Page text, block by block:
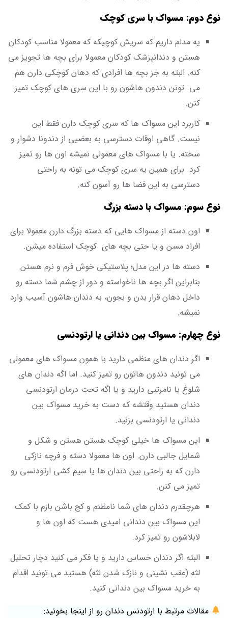
نوع دوم: مسواک با سری کوچک
یه مدلم داریم که سریش کوچیکه که معمولا مناسب کودکان
هستن و دندانپزشک کودکان معمولا برای بچه ها تجویز می
کنه. البته به جز بچه ها افرادی که دهان کوچکی دارن هم
می تونن دندون هاشون رو با این سری های کوچک تمیز
کنن.
کاربرد این مسواک ها که سری کوچک دارن فقط این
نیست. گاهی اوقات دسترسی به بعضیی از دندونا دشوار و
سخته. یا با مسواک های معمولی نمیشه اون ها رو تمیز
کرد. برای همین یه سری کوچک می تونه به راحتی
دسترسی به این فضا ها رو آسون کنه.
نوع سوم: مسواک با دسته بزرگ
اون دسته از مسواک هایی که دسته بزرگ دارن معمولا برای
افراد مسن و یا حتی بچه های کوچک استفاده میشن.
دسته ها در این مدل؛ پلاستیکی خوش فرم و نرم هستن.
بنابراین اگر بچه ها ناخواسته و دور از چشم شما دسته رو
داخل دهان قرار بدن و بجون، به دندان هاشون آسیب وارد
نمیشه.
نوع چهارم: مسواک بین دندانی یا ارتودنسی
اگر دندان های منظمی دارید با همون مسواک های معمولی
می تونید دندون هاتون رو تمیز کنید. اما اگه دندان های
شلوغ یا نامرتبی دارید و یا اگه تحت درمان ارتودنسی
دندان هستید وقتشه که دست به خرید مسواک بین
دندانی یا ارتودنسی بزنید.
این مسواک ها خیلی کوچک هستن هستن و شکل و
شمایل جالبی دارن. اون ها معمولا دسته و فرچه نازکی
دارن که به راحتی بین دندان ها یا سیم کشی ارتودنسی رو
تمیز می کنن.
هرچقدرم دندان های شما نامظنم و کج باشن بازم با کمک
این مسواک بین دندانی امیدی هست که اون ها و
لابلاشون رو تمیز کرد.
البته اگر دندان حساس دارید و یا فکر می کنید دچار تحلیل
لثه (عقب نشینی و نازک شدن لثه) هستید می تونید اقدام
به خرید مسواک بین دندانی کنید.
مقالات مرتبط با ارتودنس دندان رو از اینجا بخونید: